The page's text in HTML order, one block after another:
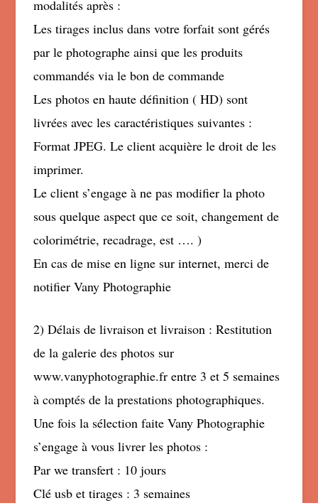
modalités après :
Les tirages inclus dans votre forfait sont gérés
par le photographe ainsi que les produits
commandés via le bon de commande
Les photos en haute définition ( HD) sont
livrées avec les caractéristiques suivantes :
Format JPEG. Le client acquière le droit de les
imprimer.
Le client s’engage à ne pas modifier la photo
sous quelque aspect que ce soit, changement de
colorimétrie, recadrage, est …. )
En cas de mise en ligne sur internet, merci de
notifier Vany Photographie
2) Délais de livraison et livraison : Restitution
de la galerie des photos sur
www.vanyphotographie.fr entre 3 et 5 semaines
à comptés de la prestations photographiques.
Une fois la sélection faite Vany Photographie
s’engage à vous livrer les photos :
Par we transfert : 10 jours
Clé usb et tirages : 3 semaines